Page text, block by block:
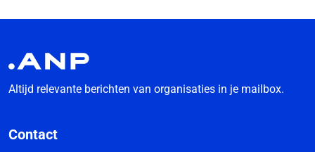
Altijd relevante berichten van organisaties in je mailbox.
Contact